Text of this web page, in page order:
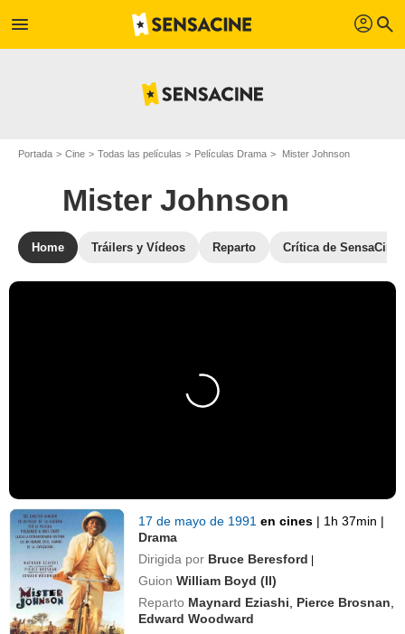
menu profil search
Portada Cine Todas las películas Películas Drama Mister Johnson
Mister Johnson
Home Tráilers y Vídeos Reparto Crítica de SensaCine
17 de mayo de 1991en cines | 1h 37min |
Drama
Dirigida por Bruce Beresford |
Guion William Boyd (II)
Reparto Maynard Eziashi Pierce Brosnan
Edward Woodward